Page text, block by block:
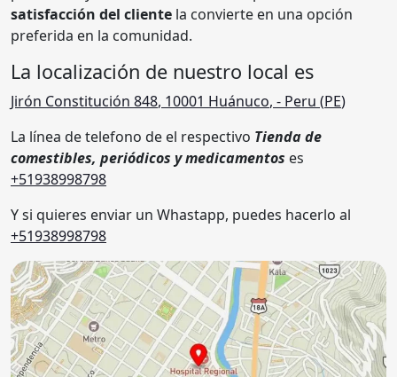
satisfacción del cliente la convierte en una opción
preferida en la comunidad.
La localización de nuestro local es
Jirón Constitución 848, 10001 Huánuco, - Peru (PE)
La línea de telefono de el respectivo Tienda de
comestibles, periódicos y medicamentos es
+51938998798
Y si quieres enviar un Whastapp, puedes hacerlo al
+51938998798